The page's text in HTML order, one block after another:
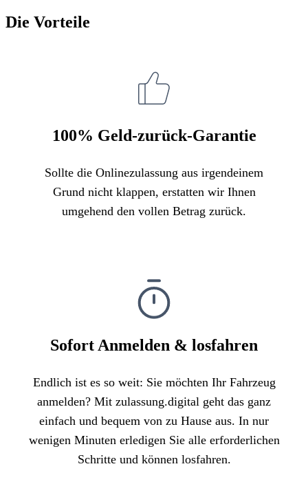
Die Vorteile
100% Geld-zurück-Garantie
Sollte die Onlinezulassung aus irgendeinem
Grund nicht klappen, erstatten wir Ihnen
umgehend den vollen Betrag zurück.
Sofort Anmelden & losfahren
Endlich ist es so weit: Sie möchten Ihr Fahrzeug
anmelden? Mit zulassung.digital geht das ganz
einfach und bequem von zu Hause aus. In nur
wenigen Minuten erledigen Sie alle erforderlichen
Schritte und können losfahren.